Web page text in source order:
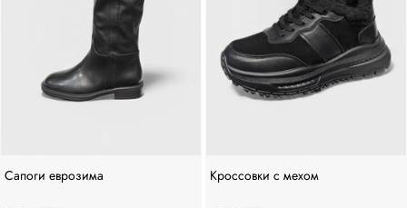
Сапоги еврозима Кроссовки с мехом